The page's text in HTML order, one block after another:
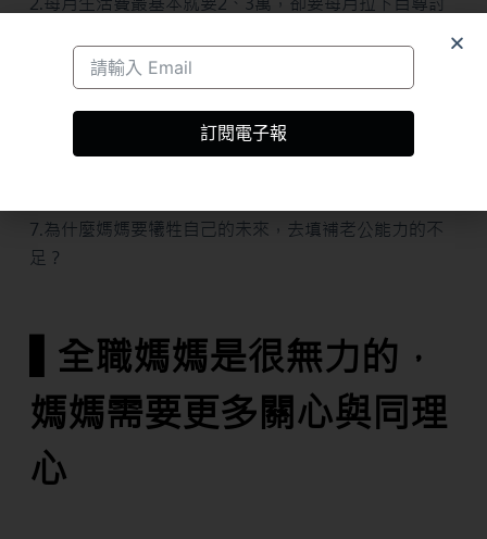
3.因為沒收入，所以被當米蟲、被當傭人，一點尊重都
沒有。
4.嘴巴說養老婆，實際上連老婆買保養品都要念。
5.以為帶小孩很輕鬆？媽媽還寧願去上班。
7.為什麼媽媽要犧牲自己的未來，去填補老公能力的不
足？
▌全職媽媽是很無力的，
媽媽需要更多關心與同理
心
訂閱電子報